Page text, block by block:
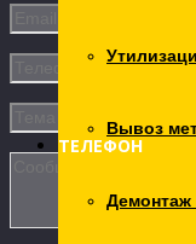
ТЕЛЕФОН
Вывоз
Демонтаж